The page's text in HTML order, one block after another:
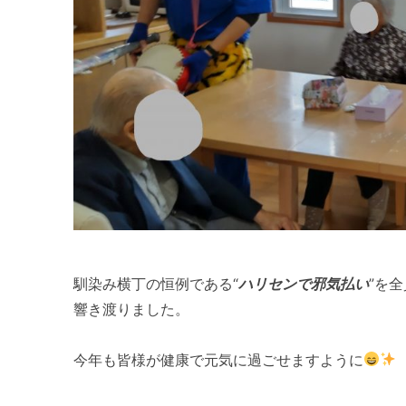
馴染み横丁の恒例である“ハリセンで邪気払い”を
響き渡りました。
今年も皆様が健康で元気に過ごせますように